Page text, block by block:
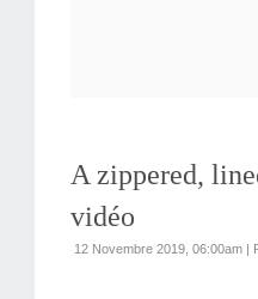
A zippered,
vidéo
12 Novembre 2019, 06:00am |